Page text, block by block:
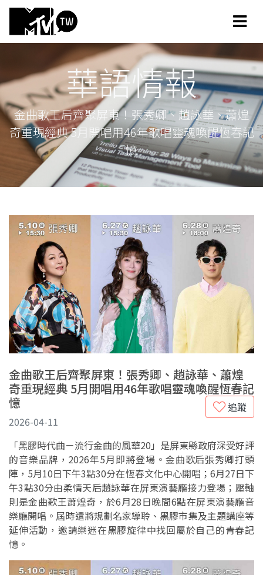
華語情報
金曲歌王后齊聚屏東！張秀卿、趙詠華、蕭煌
奇重現經典 5月開唱用46年歌唱靈魂喚醒恆春記
憶
金曲歌王后齊聚屏東！張秀卿、趙詠華、蕭煌
奇重現經典 5月開唱用46年歌唱靈魂喚醒恆春記
憶
追蹤
2026-04-11
「黑膠時代曲－流行金曲的風華20」是屏東縣政府深受好評
的音樂品牌，2026年5月即將登場。金曲歌后張秀卿打頭
陣，5月10日下午3點30分在恆春文化中心開唱；6月27日下
午3點30分由柔情天后趙詠華在屏東演藝廳接力登場；壓軸
則是金曲歌王蕭煌奇，於6月28日晚間6點在屏東演藝廳音
樂廳開唱。屆時還將規劃名家導聆、黑膠市集及主題講座等
延伸活動，邀請樂迷在黑膠旋律中找回屬於自己的青春記
憶。